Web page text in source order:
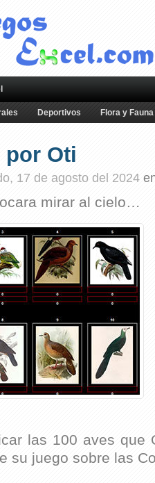
Deportivos Flora y Fauna
por Oti
17 de agosto del 2024
mirar al cielo…
las 100 aves que
su juego sobre las